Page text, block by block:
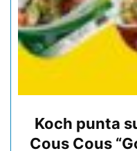
Koch punta
Cous Cous